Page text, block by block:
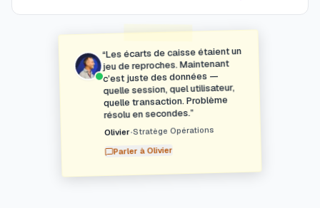
“Les écarts de caisse étaient un
jeu de reproches. Maintenant
c’est juste des données —
quelle session, quel utilisateur,
quelle transaction. Problème
résolu en secondes.”
Olivier•Stratège Opérations
Parler à Olivier